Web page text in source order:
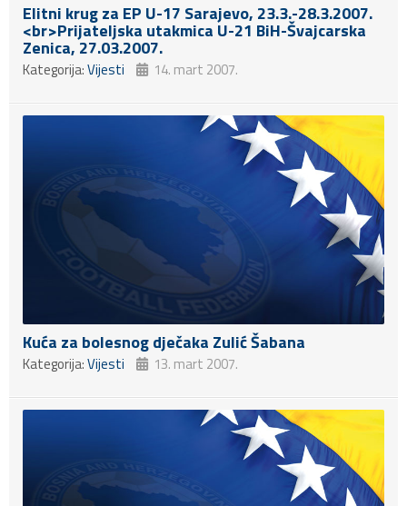
Elitni krug za EP U-17 Sarajevo, 23.3.-28.3.2007.
<br>Prijateljska utakmica U-21 BiH-Švajcarska
Zenica, 27.03.2007.
Kategorija:Vijesti 14. mart 2007.
Kuća za bolesnog dječaka Zulić Šabana
Kategorija:Vijesti 13. mart 2007.